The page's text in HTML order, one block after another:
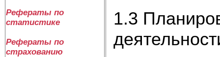
Рефераты по
статистике
Рефераты по
страхованию
1.3